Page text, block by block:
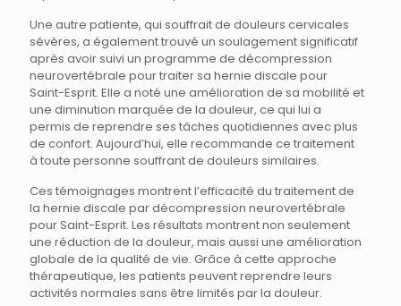
Une autre patiente, qui souffrait de douleurs cervicales
sévères, a également trouvé un soulagement significatif
après avoir suivi un programme de décompression
neurovertébrale pour traiter sa hernie discale pour
Saint-Esprit. Elle a noté une amélioration de sa mobilité et
une diminution marquée de la douleur, ce qui lui a
permis de reprendre ses tâches quotidiennes avec plus
de confort. Aujourd’hui, elle recommande ce traitement
à toute personne souffrant de douleurs similaires.
Ces témoignages montrent l’efficacité du traitement de
la hernie discale par décompression neurovertébrale
pour Saint-Esprit. Les résultats montrent non seulement
une réduction de la douleur, mais aussi une amélioration
globale de la qualité de vie. Grâce à cette approche
thérapeutique, les patients peuvent reprendre leurs
activités normales sans être limités par la douleur.